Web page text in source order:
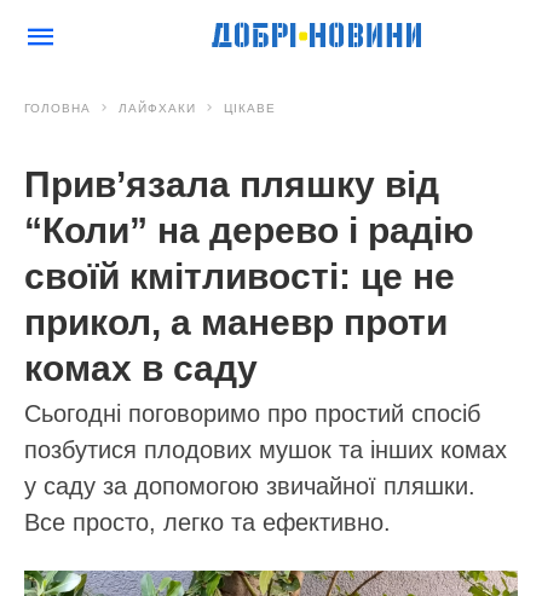
ГОЛОВНА ЛАЙФХАКИ ЦІКАВЕ
Прив’язала пляшку від
“Коли” на дерево і радію
своїй кмітливості: це не
прикол, а маневр проти
комах в саду
Сьогодні поговоримо про простий спосіб
позбутися плодових мушок та інших комах
у саду за допомогою звичайної пляшки.
Все просто, легко та ефективно.